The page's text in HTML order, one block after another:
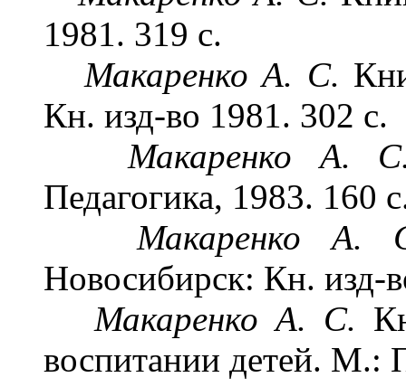
1981. 319 с.
Макаренко А. С.
Кн. изд-во 1981. 302 с.
Макаренко А.
Педагогика, 1983. 160
Макаренко
Новосибирск: Кн. изд-
Макаренко А. С.
воспитании детей. М.: